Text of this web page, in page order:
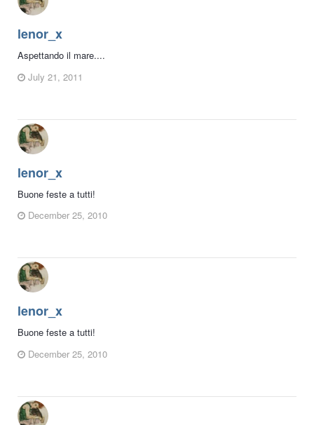
lenor_x
Aspettando il mare....
July 21, 2011
lenor_x
Buone feste a tutti!
December 25, 2010
lenor_x
Buone feste a tutti!
December 25, 2010